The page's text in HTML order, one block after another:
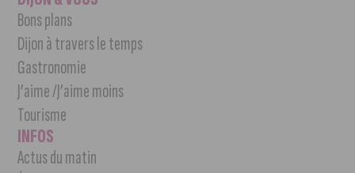
Bons plans
Dijon à travers le temps
Gastronomie
J’aime /J’aime moins
Tourisme
INFOS
Actus du matin